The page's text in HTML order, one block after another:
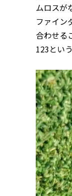
ムロスが
ファイン
合わせる
123とい